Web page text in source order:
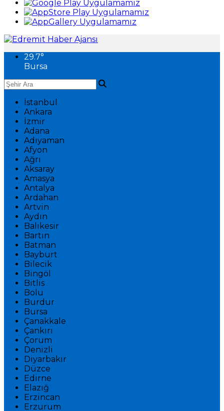
29.7°
Bursa
İstanbul
Ankara
İzmir
Adana
Adıyaman
Afyon
Ağrı
Aksaray
Amasya
Antalya
Ardahan
Artvin
Aydın
Balıkesir
Bartın
Batman
Bayburt
Bilecik
Bingöl
Bitlis
Bolu
Burdur
Bursa
Çanakkale
Çankırı
Çorum
Denizli
Diyarbakır
Düzce
Edirne
Elazığ
Erzincan
Erzurum